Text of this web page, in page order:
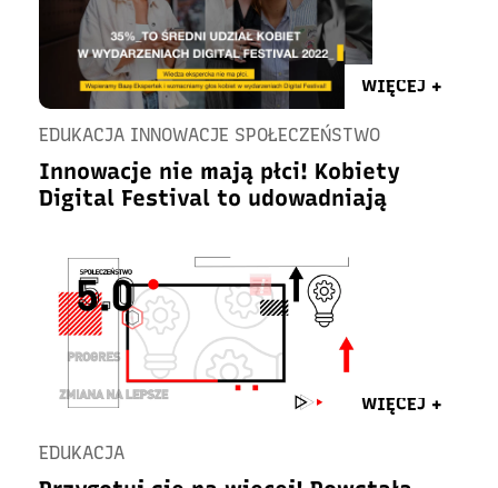
WIĘCEJ +
EDUKACJA INNOWACJE SPOŁECZEŃSTWO
Innowacje nie mają płci! Kobiety
Digital Festival to udowadniają
WIĘCEJ +
EDUKACJA